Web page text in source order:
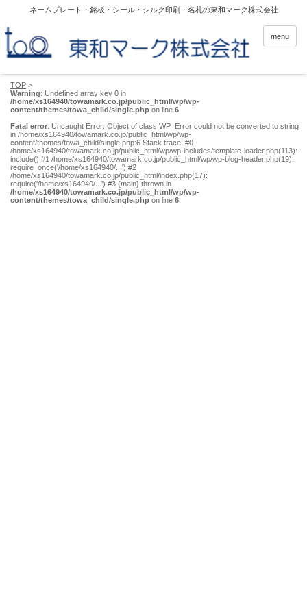
ネームプレート・銘板・シール・シルク印刷・名札の東和マーク株式会社
menu
TOP >
Warning: Undefined array key 0 in
/home/xs164940/towamark.co.jp/public_html/wp/wp-
content/themes/towa_child/single.php on line 6
Fatal error: Uncaught Error: Object of class WP_Error could not be converted to string
in /home/xs164940/towamark.co.jp/public_html/wp/wp-
content/themes/towa_child/single.php:6 Stack trace: #0
/home/xs164940/towamark.co.jp/public_html/wp/wp-includes/template-loader.php(113):
include() #1 /home/xs164940/towamark.co.jp/public_html/wp/wp-blog-header.php(19):
require_once('/home/xs164940/...') #2
/home/xs164940/towamark.co.jp/public_html/index.php(17):
require('/home/xs164940/...') #3 {main} thrown in
/home/xs164940/towamark.co.jp/public_html/wp/wp-
content/themes/towa_child/single.php on line 6